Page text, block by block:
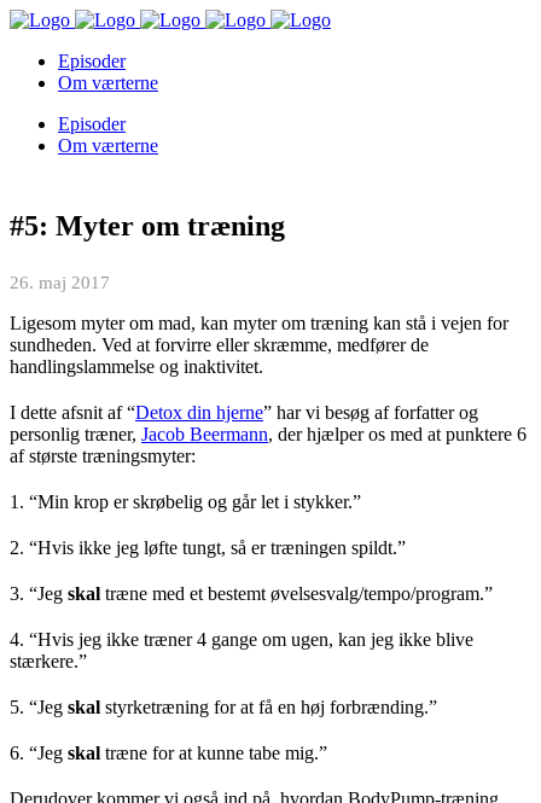
Episoder
Om værterne
Episoder
Om værterne
#5: Myter om træning
26. maj 2017
Ligesom myter om mad, kan myter om træning kan stå i vejen for
sundheden. Ved at forvirre eller skræmme, medfører de
handlingslammelse og inaktivitet.
I dette afsnit af “Detox din hjerne” har vi besøg af forfatter og
personlig træner, Jacob Beermann, der hjælper os med at punktere 6
af største træningsmyter:
1. “Min krop er skrøbelig og går let i stykker.”
2. “Hvis ikke jeg løfte tungt, så er træningen spildt.”
3. “Jeg skal træne med et bestemt øvelsesvalg/tempo/program.”
4. “Hvis jeg ikke træner 4 gange om ugen, kan jeg ikke blive
stærkere.”
5. “Jeg skal styrketræning for at få en høj forbrænding.”
6. “Jeg skal træne for at kunne tabe mig.”
Derudover kommer vi også ind på, hvordan BodyPump-træning